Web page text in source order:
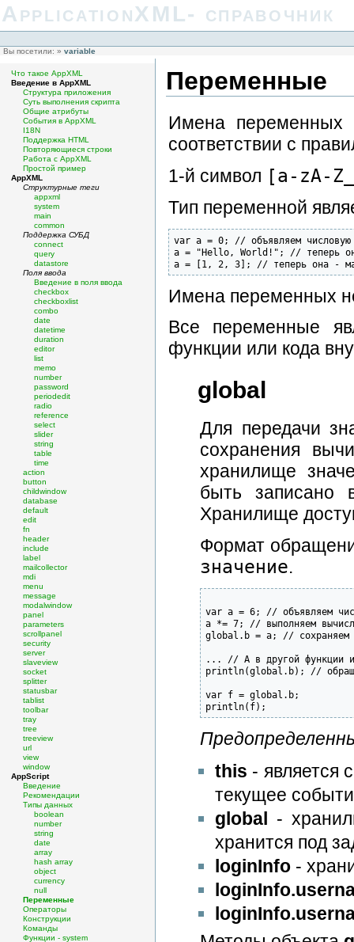
ApplicationXML- справочник
Вы посетили: » variable
Что такое AppXML
Введение в AppXML
Структура приложения
Суть выполнения скрипта
Общие атрибуты
События в AppXML
I18N
Поддержка HTML
Повторяющиеся строки
Работа с AppXML
Простой пример
AppXML
Структурные теги
appxml
system
main
common
Поддержка СУБД
connect
query
datastore
Поля ввода
Введение в поля ввода
checkbox
checkboxlist
combo
date
datetime
duration
editor
list
memo
number
password
periodedit
radio
reference
select
slider
string
table
time
action
button
childwindow
database
default
edit
fn
header
include
label
mailcollector
mdi
menu
message
modalwindow
panel
parameters
scrollpanel
security
server
slaveview
socket
splitter
statusbar
tablist
toolbar
tray
tree
treeview
url
view
window
AppScript
Введение
Рекомендации
Типы данных
boolean
number
string
date
array
hash array
object
currency
null
Переменные
Операторы
Конструкции
Команды
Функции - system
Переменные
Имена переменных
соответствии с
1-й символ [a-zA-
Тип переменной
var a = 0; // объявляем числовую
a = "Hello, World!"; // теперь
a = [1, 2, 3]; // теперь она -
Имена переменных
Все переменные
функции или кода
global
Для передачи
сохранения
хранилище
быть записано
Хранилище
Формат
значение.
var a = 6; // объявляем
a *= 7;	// выполняем вычисления
global.b = a; // сохраняем
... // А в другой функции
println(global.b); //
var f = global.b;
println(f);
this - является
текущее
global
-
хранится под
loginInfo-